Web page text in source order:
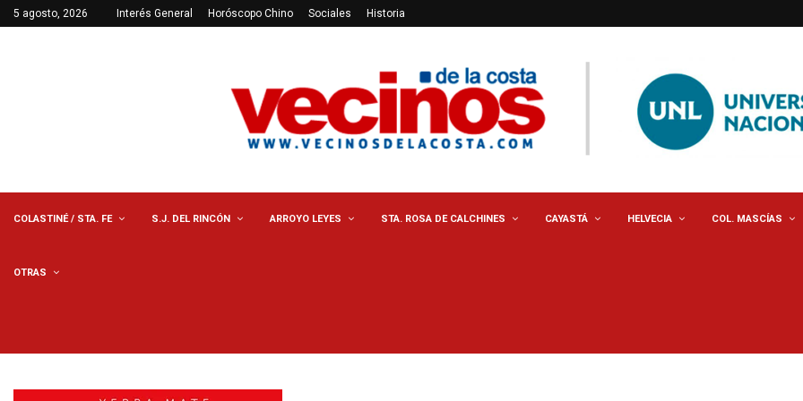
5 agosto, 2026 Interés General Horóscopo Chino Sociales Historia
COLASTINÉ / STA. FE S.J. DEL RINCÓN ARROYO LEYES STA. ROSA DE CALCHINES CAYASTÁ HELVECIA COL. MASCÍAS
OTRAS